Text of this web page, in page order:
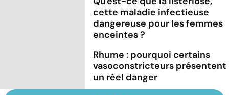
cette maladie infectieuse
dangereuse pour les femmes
enceintes ?
Rhume : pourquoi certains
vasoconstricteurs présentent
un réel danger